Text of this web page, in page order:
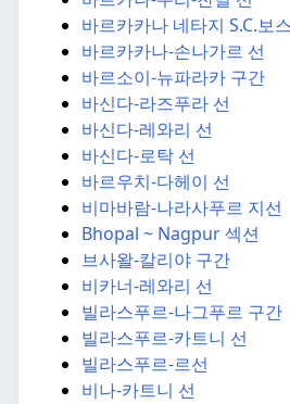
바르카카나 네타지 S.C.보
바르카카나-손나가르 선
바르소이-뉴파라카 구간
바신다-라즈푸라 선
바신다-레와리 선
바신다-로탁 선
바르우치-다헤이 선
비마바람-나라사푸르 지선
Bhopal ~ Nagpur 섹션
브사왈-칼리야 구간
비카너-레와리 선
빌라스푸르-나그푸르 구간
빌라스푸르-카트니 선
빌라스푸르-르선
비나-카트니 선